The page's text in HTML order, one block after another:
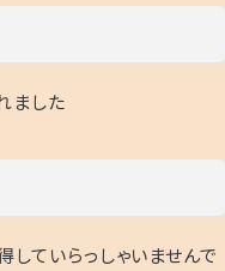
ました
ていらっしゃいませんで